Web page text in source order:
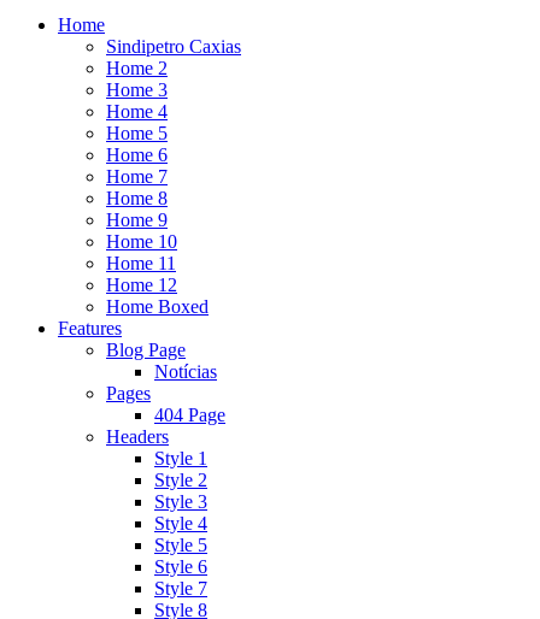
Home
Sindipetro Caxias
Home 2
Home 3
Home 4
Home 5
Home 6
Home 7
Home 8
Home 9
Home 10
Home 11
Home 12
Home Boxed
Features
Blog Page
Notícias
Pages
404 Page
Headers
Style 1
Style 2
Style 3
Style 4
Style 5
Style 6
Style 7
Style 8